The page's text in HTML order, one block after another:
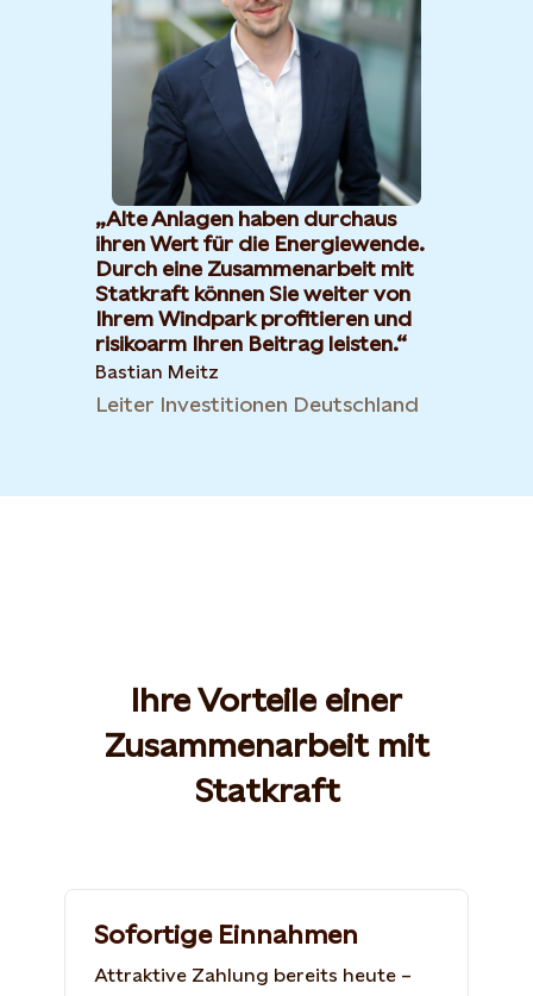
Alte Anlagen haben durchaus
ihren Wert für die Energiewende.
Durch eine Zusammenarbeit mit
Statkraft können Sie weiter von
Ihrem Windpark profitieren und
risikoarm Ihren Beitrag leisten.
Bastian Meitz
Leiter Investitionen Deutschland
Ihre Vorteile einer
Zusammenarbeit mit
Statkraft
Sofortige Einnahmen
Attraktive Zahlung bereits heute –